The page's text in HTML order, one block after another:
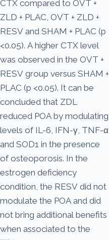
CTX compared to OVT +
ZLD + PLAC, OVT + ZLD +
RESV and SHAM + PLAC (p
<0.05). A higher CTX level
was observed in the OVT +
RESV group versus SHAM +
PLAC (p <0.05). It can be
concluded that ZDL
reduced POA by modulating
levels of IL-6, IFN-γ, TNF-α
and SOD1 in the presence
of osteoporosis. In the
estrogen deficiency
condition, the RESV did not
modulate the POA and did
not bring additional benefits
when associated to the